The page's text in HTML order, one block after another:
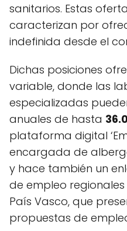
sanitarios. Estas
caracterizan por
indefinida desde el
Dichas posiciones
variable, donde las
especializadas
anuales de hasta
plataforma digital
encargada de
y hace también un
de empleo
País Vasco, que
propuestas de